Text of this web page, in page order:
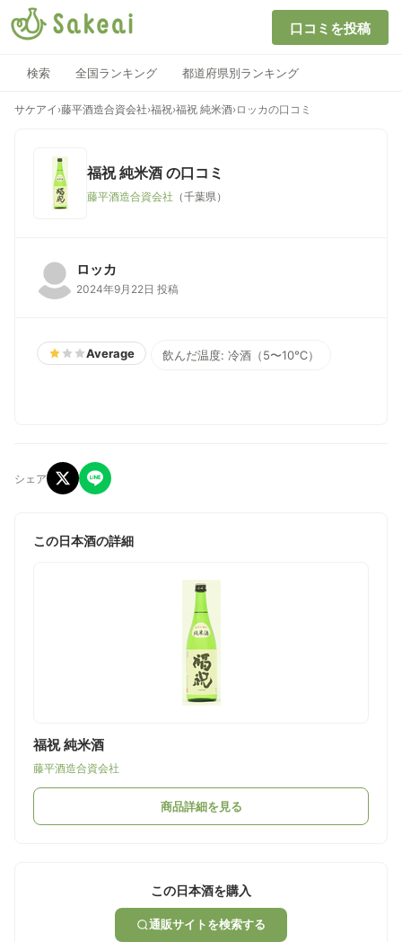
口コミを投稿
検索 全国ランキング 都道府県別ランキング
サケアイ ›藤平酒造合資会社›福祝›福祝 純米酒›ロッカの口コミ
福祝 純米酒 の口コミ
藤平酒造合資会社 （千葉県）
ロッカ
2024年9月22日 投稿
Average 飲んだ温度: 冷酒（5〜10℃）
シェア
この日本酒の詳細
福祝 純米酒
藤平酒造合資会社
商品詳細を見る
この日本酒を購入
通販サイトを検索する